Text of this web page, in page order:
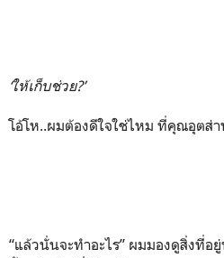
‘ให้เก็บช่วย?’
โอ้โห..ผมต้องดีใจใช่ไหม ที่คุณอุตส่
“แล้วนั่นจะทำอะไร” ผมมองดูสิ่งที่อ